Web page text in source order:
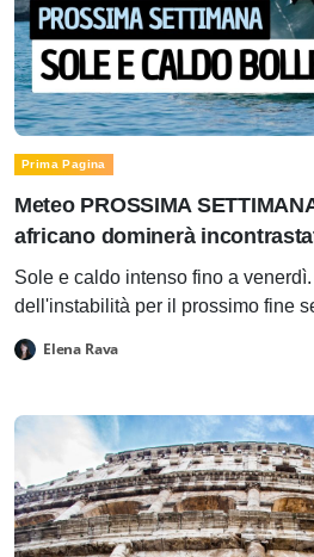
Prima Pagina
Meteo PROSSIMA
africano dominerà
Sole e caldo intenso fino a
dell'instabilità per il prossimo fine
Elena Rava